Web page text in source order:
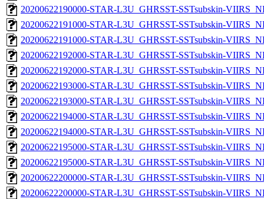
20200622190000-STAR-L3U_GHRSST-SSTsubskin-
20200622191000-STAR-L3U_GHRSST-SSTsubskin-
20200622191000-STAR-L3U_GHRSST-SSTsubskin-
20200622192000-STAR-L3U_GHRSST-SSTsubskin-
20200622192000-STAR-L3U_GHRSST-SSTsubskin-
20200622193000-STAR-L3U_GHRSST-SSTsubskin-
20200622193000-STAR-L3U_GHRSST-SSTsubskin-
20200622194000-STAR-L3U_GHRSST-SSTsubskin-
20200622194000-STAR-L3U_GHRSST-SSTsubskin-
20200622195000-STAR-L3U_GHRSST-SSTsubskin-
20200622195000-STAR-L3U_GHRSST-SSTsubskin-
20200622200000-STAR-L3U_GHRSST-SSTsubskin-
20200622200000-STAR-L3U_GHRSST-SSTsubskin-